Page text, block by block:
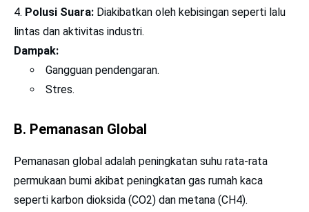
Polusi Suara: Diakibatkan oleh kebisingan seperti lalu
lintas dan aktivitas industri.
Dampak:
Gangguan pendengaran.
Stres.
B. Pemanasan Global
Pemanasan global adalah peningkatan suhu rata-rata
permukaan bumi akibat peningkatan gas rumah kaca
seperti karbon dioksida (CO2) dan metana (CH4).